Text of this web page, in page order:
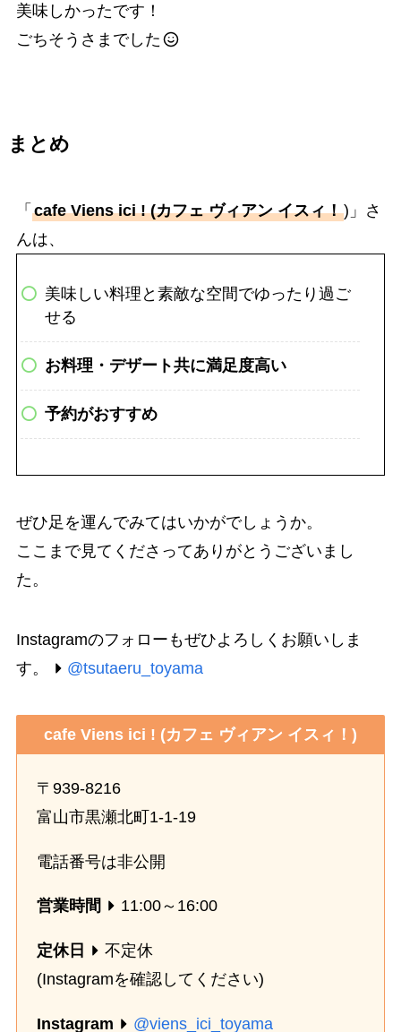
美味しかったです！
ごちそうさまでした
まとめ
「 cafe Viens ici ! (カフェ ヴィアン イスィ！)」さ
んは、
美味しい料理と素敵な空間でゆったり過ご
せる
お料理・デザート共に満足度高い
予約がおすすめ
ぜひ足を運んでみてはいかがでしょうか。
ここまで見てくださってありがとうございまし
た。
Instagramのフォローもぜひよろしくお願いしま
す。
@tsutaeru_toyama
cafe Viens ici ! (カフェ ヴィアン イスィ！)
〒939-8216
富山市黒瀬北町1-1-19
電話番号は非公開
営業時間 11:00～16:00
定休日
不定休
(Instagramを確認してください)
Instagram @viens_ici_toyama